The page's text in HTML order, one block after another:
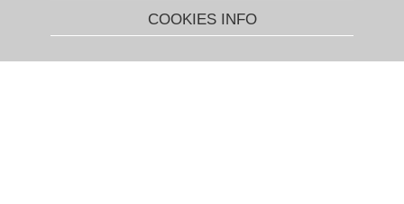
COOKIES INFO